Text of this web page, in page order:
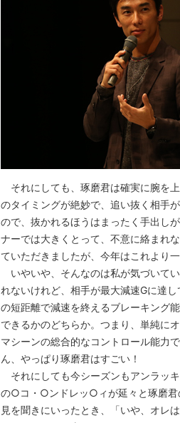
それにしても、琢磨君は確実に腕を
のタイミングが絶妙で、追い抜く相手
ので、抜かれるほうはまったく手出し
ナーでは大きくとって、不意に絡まれ
ていただきましたが、今年はこれより
いやいや、そんなのは私が気づいて
れないけれど、相手が最大減速Gに達
の短距離で減速を終えるブレーキング
できるかのどちらか。つまり、単純に
マシーンの総合的なコントロール能力
ん、やっぱり琢磨君はすごい！
それにしても今シーズンもアンラッ
の○コ・○ンドレッ○ィが延々と琢磨君
見を聞きにいったとき、「いや、オレ